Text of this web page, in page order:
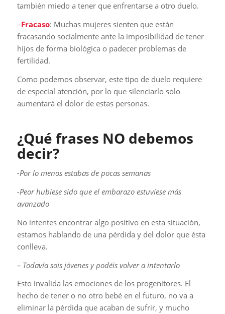
también miedo a tener que enfrentarse a otro duelo.
–Fracaso: Muchas mujeres sienten que están
fracasando socialmente ante la imposibilidad de tener
hijos de forma biológica o padecer problemas de
fertilidad.
Como podemos observar, este tipo de duelo requiere
de especial atención, por lo que silenciarlo solo
aumentará el dolor de estas personas.
¿Qué frases NO debemos
decir?
-Por lo menos estabas de pocas semanas
-Peor hubiese sido que el embarazo estuviese más
avanzado
No intentes encontrar algo positivo en esta situación,
estamos hablando de una pérdida y del dolor que ésta
conlleva.
– Todavía sois jóvenes y podéis volver a intentarlo
Esto invalida las emociones de los progenitores. El
hecho de tener o no otro bebé en el futuro, no va a
eliminar la pérdida que acaban de sufrir, y mucho